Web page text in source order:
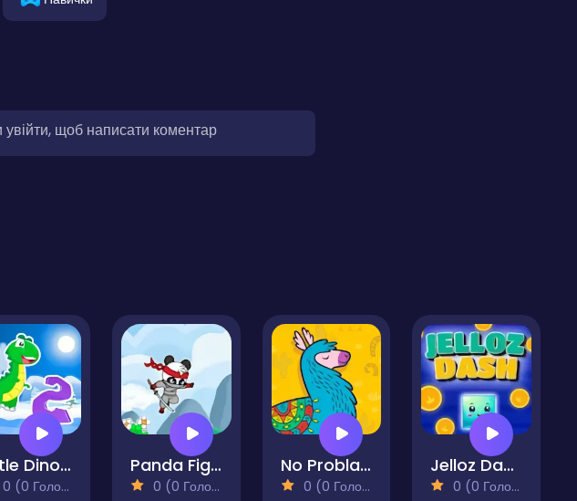
щоб написати коментар
Little Dino Adventure Returns 2
0 (0 Голосів)
Panda Fight
0 (0 Голосів)
No Problamas
0 (0 Голосів)
Jelloz Dash
0 (0 Голосів)